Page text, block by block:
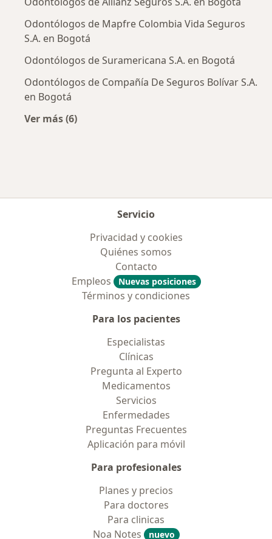
Odontólogos de Mapfre Colombia Vida Seguros
S.A. en Bogotá
Odontólogos de Suramericana S.A. en Bogotá
Odontólogos de Compañía De Seguros Bolívar S.A.
en Bogotá
Ver más (6)
Servicio
Privacidad y cookies
Quiénes somos
Contacto
Empleos
Nuevas posiciones
Términos y condiciones
Para los pacientes
Especialistas
Clínicas
Pregunta al Experto
Medicamentos
Servicios
Enfermedades
Preguntas Frecuentes
Aplicación para móvil
Para profesionales
Planes y precios
Para doctores
Para clinicas
Noa Notes
nuevo